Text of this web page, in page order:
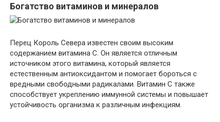
Богатство витаминов и минералов
Перец Король Севера известен своим высоким
содержанием витамина С. Он является отличным
источником этого витамина, который является
естественным антиоксидантом и помогает бороться с
вредными свободными радикалами. Витамин С также
способствует укреплению иммунной системы и повышает
устойчивость организма к различным инфекциям.